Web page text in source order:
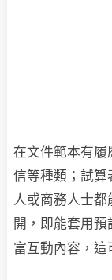
在文件範本有履
信等種類；試算
人或商務人士
開，即能套用
富互動內容，這